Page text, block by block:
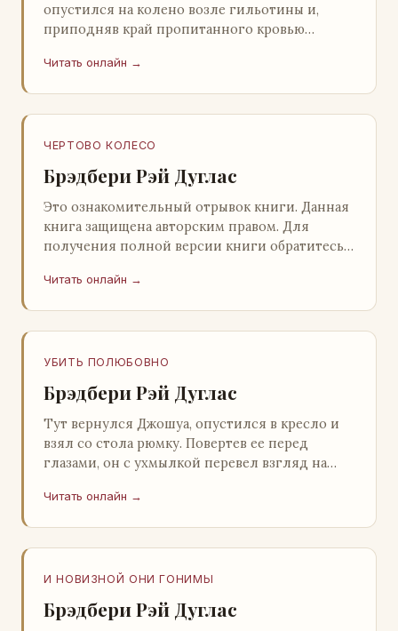
опустился на колено возле гильотины и,
приподняв край пропитанного кровью
скрывался под ним…
Читать онлайн →
ЧЕРТОВО КОЛЕСО
Брэдбери Рэй Дуглас
Это ознакомительный отрывок книги. Данная
книга защищена авторским правом. Для
получения полной версии книги обратитесь к
легального ко…
Читать онлайн →
УБИТЬ ПОЛЮБОВНО
Брэдбери Рэй Дуглас
Тут вернулся Джошуа, опустился в кресло и
взял со стола рюмку. Повертев ее перед
глазами, он с ухмылкой перевел взгляд на
видом с…
Читать онлайн →
И НОВИЗНОЙ ОНИ ГОНИМЫ
Брэдбери Рэй Дуглас